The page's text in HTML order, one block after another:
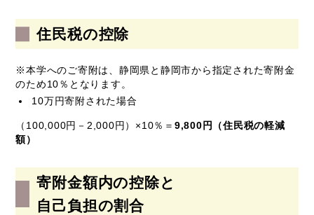
住民税の控除
※本学へのご寄附は、静岡県と静岡市から指定された寄附金
のため10％となります。
10万円寄附された場合
（100,000円－2,000円）×10％＝ 9,800円（住民税の軽減
額）
寄附金額内の控除と
自己負担の割合